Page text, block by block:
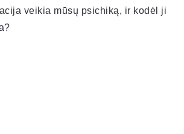
veikia mūsų psichiką, ir kodėl ji